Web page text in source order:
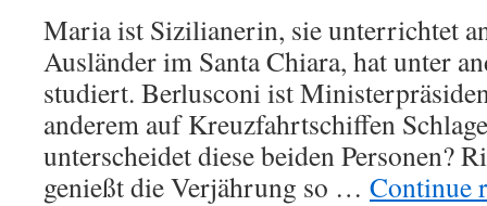
Maria ist Sizilianerin, sie unterrichtet
Ausländer im Santa Chiara, hat unter
studiert. Berlusconi ist
anderem auf Kreuzfahrtschiffen
unterscheidet diese beiden Personen?
genießt die Verjährung so … Continue